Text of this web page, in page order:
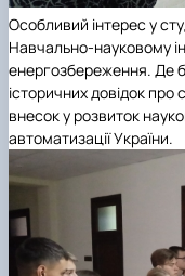
Особливий інтерес у
Навчально-науковому
енергозбереження. Де
історичних довідок
внесок у розвиток
автоматизації України.